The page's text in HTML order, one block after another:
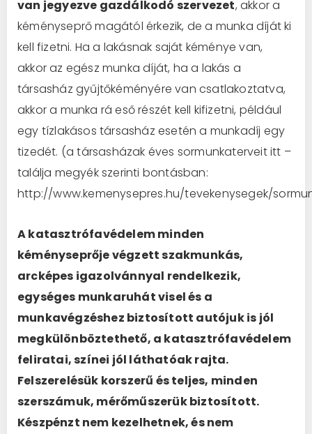
van jegyezve gazdálkodó szervezet, akkor a
kéményseprő magától érkezik, de a munka díját ki
kell fizetni. Ha a lakásnak saját kéménye van,
akkor az egész munka díját, ha a lakás a
társasház gyűjtőkéményére van csatlakoztatva,
akkor a munka rá eső részét kell kifizetni, például
egy tízlakásos társasház esetén a munkadíj egy
tizedét. (a társasházak éves sormunkaterveit itt –
találja megyék szerinti bontásban:
http://www.kemenysepres.hu/tevekenysegek/
A katasztrófavédelem minden
kéményseprője végzett szakmunkás,
arcképes igazolvánnyal rendelkezik,
egységes munkaruhát visel és a
munkavégzéshez biztosított autójuk is jól
megkülönböztethető, a katasztrófavédelem
feliratai, színei jól láthatóak rajta.
Felszerelésük korszerű és teljes, minden
szerszámuk, mérőműszerük biztosított.
Készpénzt nem kezelhetnek, és nem